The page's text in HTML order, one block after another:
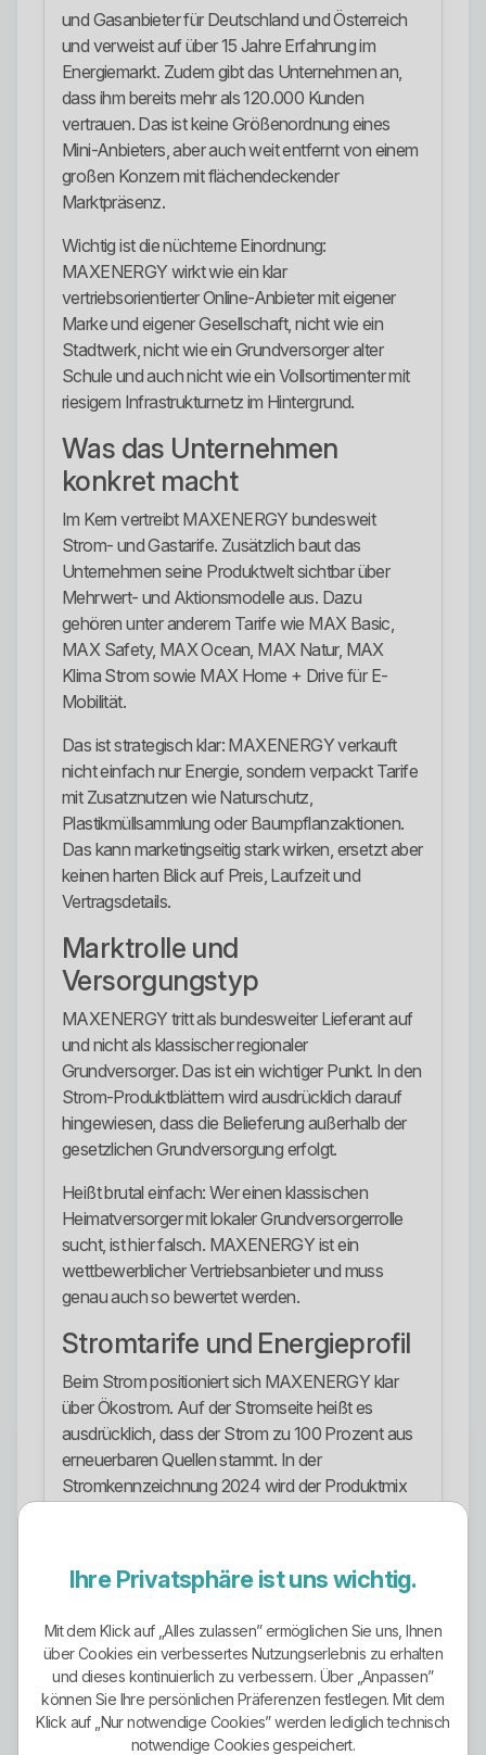
und Gasanbieter für Deutschland und Österreich
und verweist auf über 15 Jahre Erfahrung im
Energiemarkt. Zudem gibt das Unternehmen an,
dass ihm bereits mehr als 120.000 Kunden
vertrauen. Das ist keine Größenordnung eines
Mini-Anbieters, aber auch weit entfernt von einem
großen Konzern mit flächendeckender
Marktpräsenz.
Wichtig ist die nüchterne Einordnung:
MAXENERGY wirkt wie ein klar
vertriebsorientierter Online-Anbieter mit eigener
Marke und eigener Gesellschaft, nicht wie ein
Stadtwerk, nicht wie ein Grundversorger alter
Schule und auch nicht wie ein Vollsortimenter mit
riesigem Infrastrukturnetz im Hintergrund.
Was das Unternehmen
konkret macht
Im Kern vertreibt MAXENERGY bundesweit
Strom- und Gastarife. Zusätzlich baut das
Unternehmen seine Produktwelt sichtbar über
Mehrwert- und Aktionsmodelle aus. Dazu
gehören unter anderem Tarife wie MAX Basic,
MAX Safety, MAX Ocean, MAX Natur, MAX
Klima Strom sowie MAX Home + Drive für E-
Mobilität.
Das ist strategisch klar: MAXENERGY verkauft
nicht einfach nur Energie, sondern verpackt Tarife
mit Zusatznutzen wie Naturschutz,
Plastikmüllsammlung oder Baumpflanzaktionen.
Das kann marketingseitig stark wirken, ersetzt aber
keinen harten Blick auf Preis, Laufzeit und
Vertragsdetails.
Marktrolle und
Versorgungstyp
MAXENERGY tritt als bundesweiter Lieferant auf
und nicht als klassischer regionaler
Grundversorger. Das ist ein wichtiger Punkt. In den
Strom-Produktblättern wird ausdrücklich darauf
hingewiesen, dass die Belieferung außerhalb der
gesetzlichen Grundversorgung erfolgt.
Heißt brutal einfach: Wer einen klassischen
Heimatversorger mit lokaler Grundversorgerrolle
sucht, ist hier falsch. MAXENERGY ist ein
wettbewerblicher Vertriebsanbieter und muss
genau auch so bewertet werden.
Stromtarife und Energieprofil
Beim Strom positioniert sich MAXENERGY klar
über Ökostrom. Auf der Stromseite heißt es
ausdrücklich, dass der Strom zu 100 Prozent aus
erneuerbaren Quellen stammt. In der
Stromkennzeichnung 2024 wird der Produktmix
geförderten erneuerbaren Energien ausgewiesen.
Für diesen Ökostrom-Produktmix werden 0
radioaktiver Abfall angegeben.
Das ist ein echter Pluspunkt. Gleichzeitig darf man
nicht schlampig werden: Die gleiche
Stromkennzeichnung zeigt auch, dass der
Ihre Privatsphäre ist uns wichtig.
Mit dem Klick auf „Alles zulassen” ermöglichen Sie uns, Ihnen
über Cookies ein verbessertes Nutzungserlebnis zu erhalten
und dieses kontinuierlich zu verbessern. Über „Anpassen”
können Sie Ihre persönlichen Präferenzen festlegen. Mit dem
Klick auf „Nur notwendige Cookies” werden lediglich technisch
notwendige Cookies gespeichert.